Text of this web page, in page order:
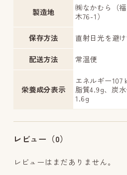
製造地
㈱なかむら（
木76-1）
保存方法 直射日光を避
配送方法 常温便
栄養成分表示
エネルギー107
脂質4.9g、炭
1.6g
レビュー（0）
レビューはまだありません。